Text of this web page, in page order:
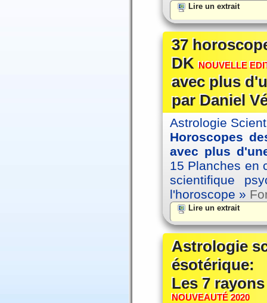
Lire un extrait
37
DKNOUVELLE
avec plus
par Daniel
Astrologie
Horoscopes
avec plus
15 Planches en
scientifique
l'horoscope »
Lire un extrait
Astrologie
ésotérique:
Les 7
NOUVEAUTÉ 2020